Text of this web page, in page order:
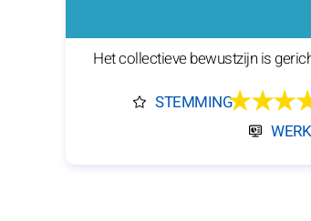
Het collectieve bewustzijn is
STEMMING
WERK